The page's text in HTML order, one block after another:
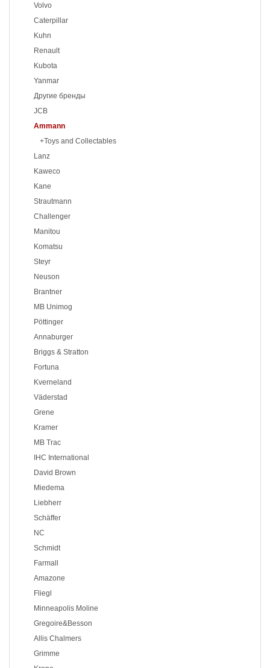
Volvo
Caterpillar
Kuhn
Renault
Kubota
Yanmar
Другие бренды
JCB
Ammann
+Toys and Collectables
Lanz
Kaweco
Kane
Strautmann
Challenger
Manitou
Komatsu
Steyr
Neuson
Brantner
MB Unimog
Pöttinger
Annaburger
Briggs & Stratton
Fortuna
Kverneland
Väderstad
Grene
Kramer
MB Trac
IHC International
David Brown
Miedema
Liebherr
Schäffer
NC
Schmidt
Farmall
Amazone
Fliegl
Minneapolis Moline
Gregoire&Besson
Allis Chalmers
Grimme